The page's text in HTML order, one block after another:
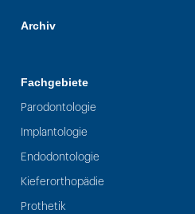
Archiv
Fachgebiete
Parodontologie
Implantologie
Endodontologie
Kieferorthopädie
Prothetik